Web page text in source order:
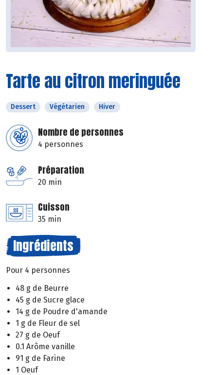
Tarte au citron meringuée
Dessert Végétarien Hiver
Nombre de personnes
4 personnes
Préparation
20 min
Cuisson
35 min
Ingrédients
Pour 4 personnes
48 g de Beurre
45 g de Sucre glace
14 g de Poudre d'amande
1 g de Fleur de sel
27 g de Oeuf
0.1 Arôme vanille
91 g de Farine
1 Oeuf